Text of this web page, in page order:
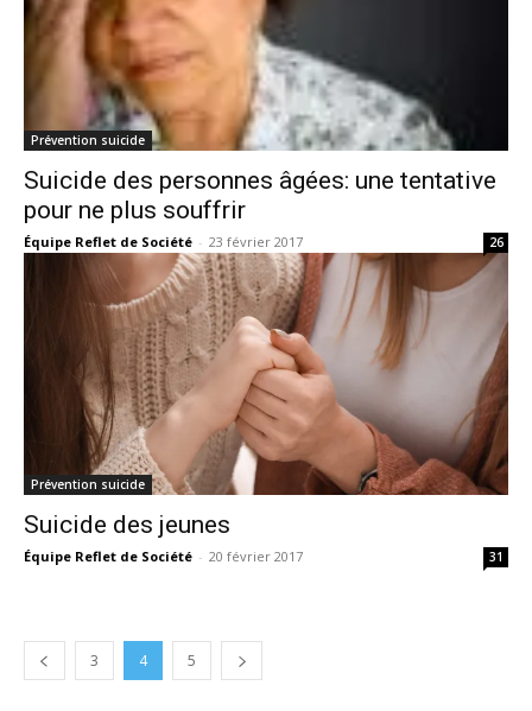
Prévention suicide
Suicide des personnes âgées: une tentative
pour ne plus souffrir
Équipe Reflet de Société - 23 février 2017 26
Prévention suicide
Suicide des jeunes
Équipe Reflet de Société - 20 février 2017 31
3 4 5